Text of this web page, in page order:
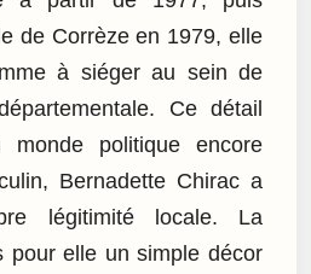
de Corrèze en 1979, elle
à siéger au sein de
Ce détail
monde politique encore
Bernadette Chirac a
légitimité locale. La
pour elle un simple décor